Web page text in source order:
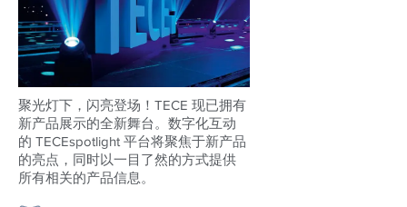
聚光灯下，闪亮登场！TECE 现已拥有
新产品展示的全新舞台。数字化互动
的 TECEspotlight 平台将聚焦于新产品
的亮点，同时以一目了然的方式提供
所有相关的产品信息。